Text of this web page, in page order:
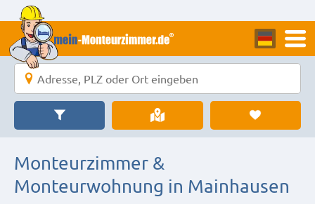
Monteurzimmer &
Monteurwohnung in Mainhausen